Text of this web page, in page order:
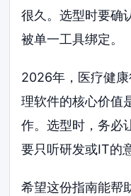
很久。选型时要确
被单一工具绑定。
2026年，医疗健
理软件的核心价值
作。选型时，务必
要只听研发或IT的
希望这份指南能帮